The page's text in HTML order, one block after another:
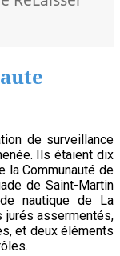
de surveillance
Ils étaient dix
la Communauté de
de Saint-Martin
nautique de La
jurés assermentés,
et deux éléments